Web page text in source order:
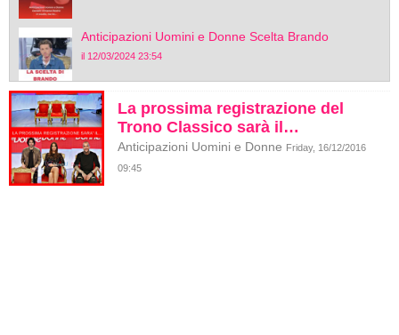
Anticipazioni Uomini e Donne Scelta Brando
il 12/03/2024 23:54
La prossima registrazione del
Trono Classico sarà il…
Anticipazioni Uomini e Donne Friday, 16/12/2016
09:45